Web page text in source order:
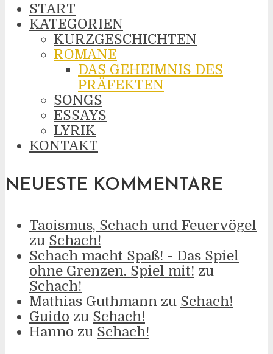
START
KATEGORIEN
KURZGESCHICHTEN
ROMANE
DAS GEHEIMNIS DES
PRÄFEKTEN
SONGS
ESSAYS
LYRIK
KONTAKT
NEUESTE KOMMENTARE
Taoismus, Schach und Feuervögel
zu Schach!
Schach macht Spaß! - Das Spiel
ohne Grenzen. Spiel mit! zu
Schach!
Mathias Guthmann zu Schach!
Guido zu Schach!
Hanno zu Schach!